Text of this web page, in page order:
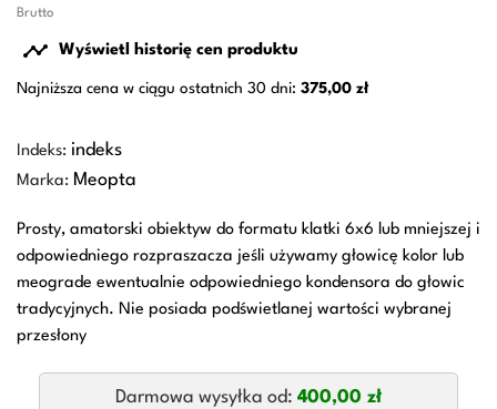
Brutto
 Wyświetl historię cen produktu
Najniższa cena w ciągu ostatnich 30 dni: 375,00 zł
Indeks: indeks
Marka: Meopta
Prosty, amatorski obiektyw do formatu klatki 6x6 lub mniejszej i
odpowiedniego rozpraszacza jeśli używamy głowicę kolor lub
meograde ewentualnie odpowiedniego kondensora do głowic
tradycyjnych. Nie posiada podświetlanej wartości wybranej
przesłony
Darmowa wysyłka od: 400,00 zł